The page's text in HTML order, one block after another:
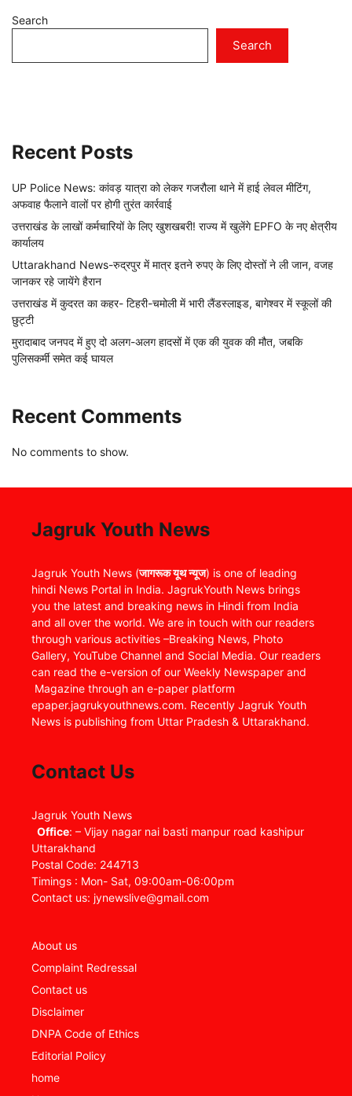
Search
Search
Recent Posts
UP Police News: कांवड़ यात्रा को लेकर गजरौला थाने में हाई लेवल मीटिंग,
अफवाह फैलाने वालों पर होगी तुरंत कार्रवाई
उत्तराखंड के लाखों कर्मचारियों के लिए खुशखबरी! राज्य में खुलेंगे EPFO के नए क्षेत्रीय
कार्यालय
Uttarakhand News-रुद्रपुर में मात्र इतने रुपए के लिए दोस्तों ने ली जान, वजह
जानकर रहे जायेंगे हैरान
उत्तराखंड में कुदरत का कहर- टिहरी-चमोली में भारी लैंडस्लाइड, बागेश्वर में स्कूलों की
छुट्टी
मुरादाबाद जनपद में हुए दो अलग-अलग हादसों में एक की युवक की मौत, जबकि
पुलिसकर्मी समेत कई घायल
Recent Comments
No comments to show.
Jagruk Youth News
Jagruk Youth News (जागरूक यूथ न्यूज) is one of leading
hindi News Portal in India. JagrukYouth News brings
you the latest and breaking news in Hindi from India
and all over the world. We are in touch with our readers
through various activities –Breaking News, Photo
Gallery, YouTube Channel and Social Media. Our readers
can read the e-version of our Weekly Newspaper and
Magazine through an e-paper platform
epaper.jagrukyouthnews.com. Recently Jagruk Youth
News is publishing from Uttar Pradesh & Uttarakhand.
Contact Us
Jagruk Youth News
Office: – Vijay nagar nai basti manpur road kashipur
Uttarakhand
Postal Code: 244713
Timings : Mon- Sat, 09:00am-06:00pm
Contact us: jynewslive@gmail.com
About us
Complaint Redressal
Contact us
Disclaimer
DNPA Code of Ethics
Editorial Policy
home